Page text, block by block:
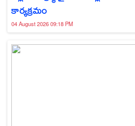
కార్యక్రమం
04 August 2026 09:18 PM